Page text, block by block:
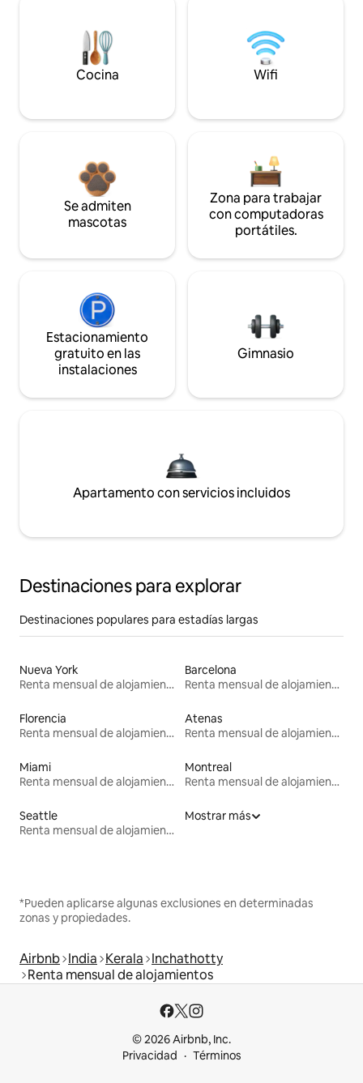
Cocina Wifi
Se admiten
mascotas
Zona para trabajar
con computadoras
portátiles.
Estacionamiento
gratuito en las
instalaciones
Gimnasio
Apartamento con servicios incluidos
Destinaciones para explorar
Destinaciones populares para estadías largas
Nueva York
Renta mensual de alojamientos
Barcelona
Renta mensual de alojamientos
Florencia
Renta mensual de alojamientos
Atenas
Renta mensual de alojamientos
Miami
Renta mensual de alojamientos
Montreal
Renta mensual de alojamientos
Seattle
Renta mensual de alojamientos
Mostrar más
*Pueden aplicarse algunas exclusiones en determinadas
zonas y propiedades.
Airbnb India Kerala Inchathotty
Renta mensual de alojamientos
© 2026 Airbnb, Inc.
Privacidad
Términos